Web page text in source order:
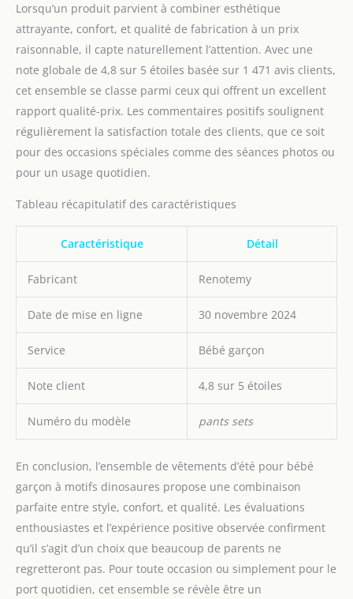
ou à la machine, sécher à
l'air libre, ne pas utiliser
d'eau de Javel. Séchage
rapide, ne rétrécit pas et
le lavage, durable et bien
fait.
Lorsqu’un produit parvient à combiner esthétique
attrayante, confort, et qualité de fabrication à un prix
raisonnable, il capte naturellement l’attention. Avec une
note globale de 4,8 sur 5 étoiles basée sur 1 471 avis clients,
cet ensemble se classe parmi ceux qui offrent un excellent
rapport qualité-prix. Les commentaires positifs soulignent
régulièrement la satisfaction totale des clients, que ce soit
pour des occasions spéciales comme des séances photos ou
pour un usage quotidien.
Tableau récapitulatif des caractéristiques
Caractéristique Détail
Fabricant Renotemy
Date de mise en ligne 30 novembre 2024
Service Bébé garçon
Note client 4,8 sur 5 étoiles
Numéro du modèle pants sets
En conclusion, l’ensemble de vêtements d’été pour bébé
garçon à motifs dinosaures propose une combinaison
parfaite entre style, confort, et qualité. Les évaluations
enthousiastes et l’expérience positive observée confirment
qu’il s’agit d’un choix que beaucoup de parents ne
regretteront pas. Pour toute occasion ou simplement pour le
port quotidien, cet ensemble se révèle être un